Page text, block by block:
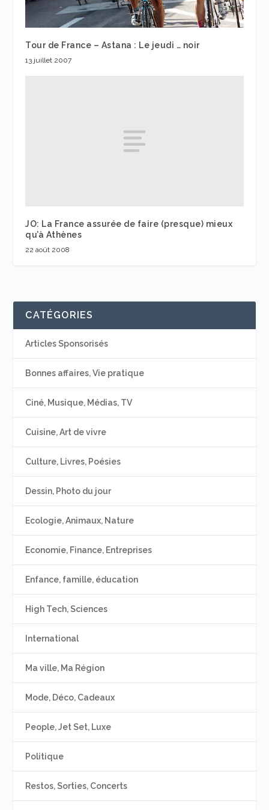
Tour de France – Astana : Le jeudi … noir
13 juillet 2007
JO: La France assurée de faire (presque) mieux
qu’à Athènes
22 août 2008
CATÉGORIES
Articles Sponsorisés
Bonnes affaires, Vie pratique
Ciné, Musique, Médias, TV
Cuisine, Art de vivre
Culture, Livres, Poésies
Dessin, Photo du jour
Ecologie, Animaux, Nature
Economie, Finance, Entreprises
Enfance, famille, éducation
High Tech, Sciences
International
Ma ville, Ma Région
Mode, Déco, Cadeaux
People, Jet Set, Luxe
Politique
Restos, Sorties, Concerts